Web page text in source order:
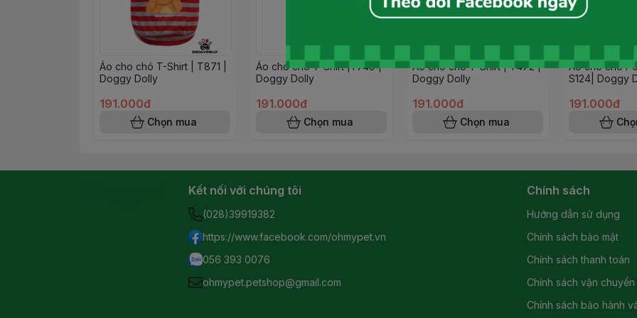
Áo cho chó T-Shirt | T871 |
Doggy Dolly
191.000đ
Chọn mua
Áo cho chó T-Shirt |T749 |
Doggy Dolly
191.000đ
Chọn mua
Áo cho chó T-Shirt | T472 |
Doggy Dolly
191.000đ
Chọn mua
Áo cho chó
S124| Doggy
191.000đ
Kết nối với chúng tôi
(028)39919382
https://www.facebook.com/ohmypet.vn
056 393 0076
ohmypet.petshop@gmail.com
Chính sách
Hướng dẫn sử dụng
Chính sách bảo mật
Chính sách thanh toán
Chính sách vận
Chính sách bảo hành